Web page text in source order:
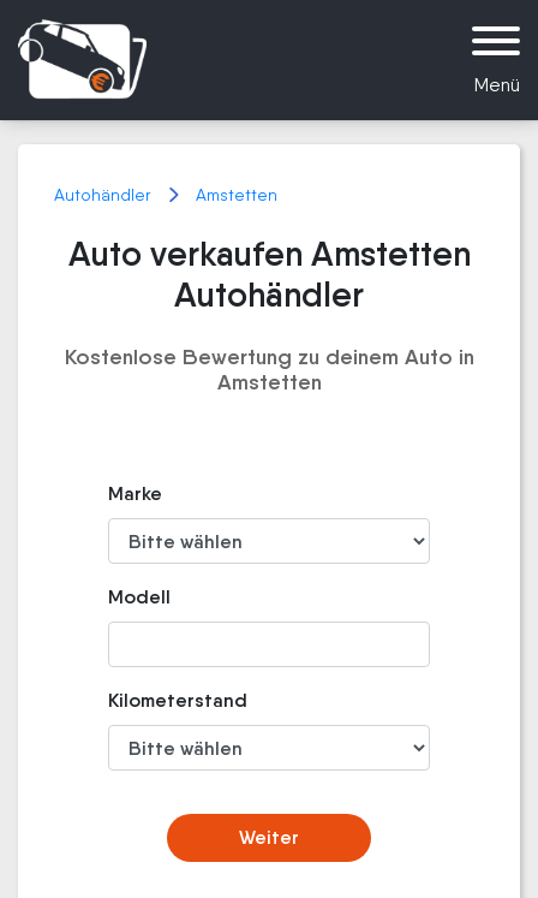
Menü
Autohändler Amstetten
Auto verkaufen Amstetten
Autohändler
Kostenlose Bewertung zu deinem Auto in
Amstetten
Marke
Modell
Kilometerstand
Weiter